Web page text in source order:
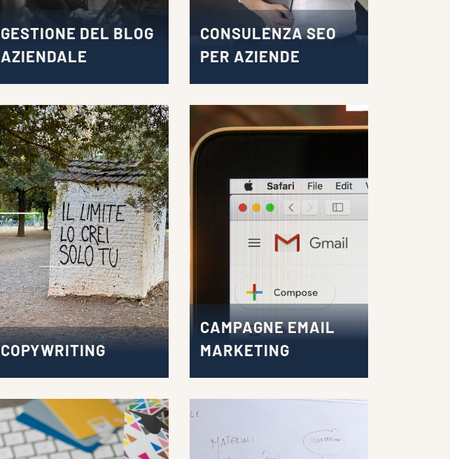
GESTIONE DEL BLOG
AZIENDALE
CONSULENZA SEO
PER AZIENDE
COPYWRITING
CAMPAGNE EMAIL
MARKETING